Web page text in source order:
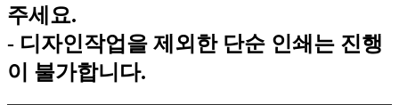
주세요.
- 디자인작업을 제외한 단순 인쇄는 진행
이 불가합니다.